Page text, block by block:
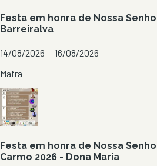
Festa em honra de Nossa
Barreiralva
14/08/2026 — 16/08/2026
Mafra
Festa em honra de Nossa
Carmo 2026 - Dona Maria